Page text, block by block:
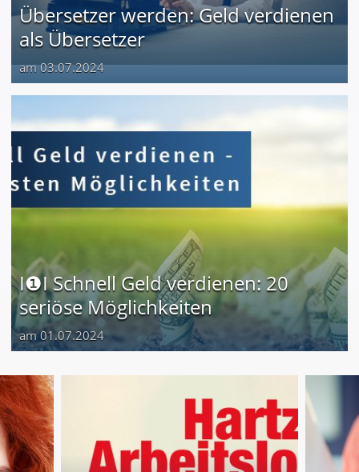
Übersetzer werden: Geld verdienen
als Übersetzer
am 03.07.2024
I❶I Schnell Geld verdienen: 20
seriöse Möglichkeiten
am 01.07.2024